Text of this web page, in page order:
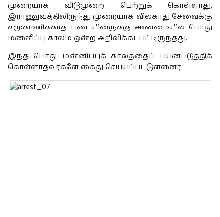
முறையாக விடுமுறை பெற்றுக் கொள்ளாது,
இராணுவத்திலிருந்து முறையாக விலகாது சேவைக்கு
சமூகமளிக்காத படையினருக்கு அண்மையில் பொது
மன்னிப்பு காலம் ஒன்ற அறிவிக்கப்பட்டிருந்தது.
இந்த பொது மன்னிப்புக் காலத்தைப் பயன்படுத்திக்
கொள்ளாதவர்களே கைது செய்யப்பட்டுள்ளனர்.